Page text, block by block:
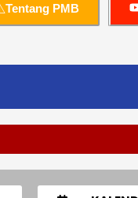
Tentang PMB